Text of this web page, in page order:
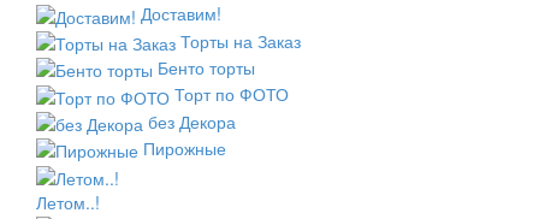
Доставим!
Торты на Заказ
Бенто торты
Торт по ФОТО
без Декора
Пирожные
Летом..!